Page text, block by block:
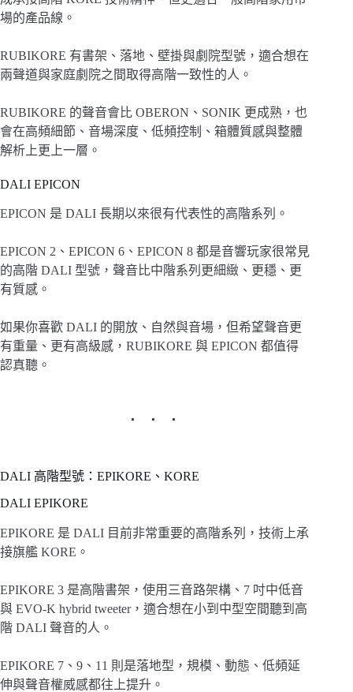
場的產品線。
RUBIKORE 有書架、落地、壁掛與劇院型號，適合想在
兩聲道與家庭劇院之間取得高階一致性的人。
RUBIKORE 的聲音會比 OBERON、SONIK 更成熟，也
會在高頻細節、音場深度、低頻控制、箱體質感與整體
解析上更上一層。
DALI EPICON
EPICON 是 DALI 長期以來很有代表性的高階系列。
EPICON 2、EPICON 6、EPICON 8 都是音響玩家很常見
的高階 DALI 型號，聲音比中階系列更細緻、更穩、更
有質感。
如果你喜歡 DALI 的開放、自然與音場，但希望聲音更
有重量、更有高級感，RUBIKORE 與 EPICON 都值得
認真聽。
DALI 高階型號：EPIKORE、KORE
DALI EPIKORE
EPIKORE 是 DALI 目前非常重要的高階系列，技術上承
接旗艦 KORE。
EPIKORE 3 是高階書架，使用三音路架構、7 吋中低音
與 EVO-K hybrid tweeter，適合想在小到中型空間聽到高
階 DALI 聲音的人。
EPIKORE 7、9、11 則是落地型，規模、動態、低頻延
伸與聲音權威感都往上提升。